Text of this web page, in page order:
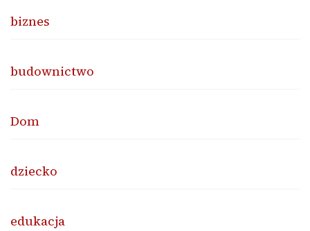
biznes
budownictwo
Dom
dziecko
edukacja